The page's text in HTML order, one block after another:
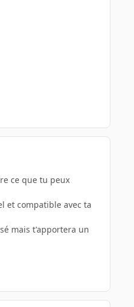
ce que tu peux
et compatible avec ta
mais t'apportera un